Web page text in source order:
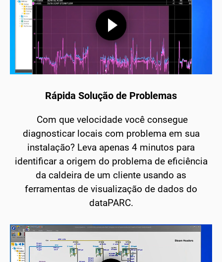
Rápida Solução de Problemas
Com que velocidade você consegue
diagnosticar locais com problema em sua
instalação? Leva apenas 4 minutos para
identificar a origem do problema de eficiência
da caldeira de um cliente usando as
ferramentas de visualização de dados do
dataPARC.